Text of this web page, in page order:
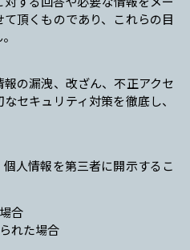
頂くものであり、これらの目
の漏洩、改ざん、不正アクセ
セキュリティ対策を徹底し、
人情報を第三者に開示するこ
合
れた場合